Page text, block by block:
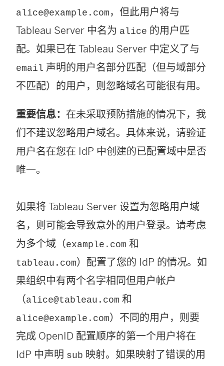
alice@example.com ，但此用户将与
Tableau Server 中名为 alice 的用户匹
配。如果已在 Tableau Server 中定义了与
email 声明的用户名部分匹配（但与域部分
不匹配）的用户，则忽略域名可能很有用。
重要信息： 在未采取预防措施的情况下，我
们不建议忽略用户域名。具体来说，请验证
用户名在您在 IdP 中创建的已配置域中是否
唯一。
如果将 Tableau Server 设置为忽略用户域
名，则可能会导致意外的用户登录。请考虑
为多个域（example.com 和
tableau.com）配置了您的 IdP 的情况。如
果组织中有两个名字相同但用户帐户
（alice@tableau.com 和
alice@example.com）不同的用户，则要
完成 OpenID 配置顺序的第一个用户将在
IdP 中声明 sub 映射。如果映射了错误的用